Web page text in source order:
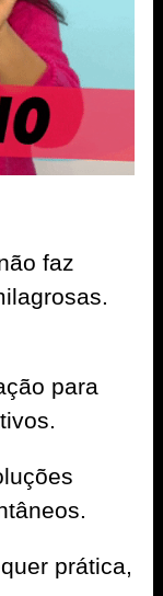
faz
para
prática,